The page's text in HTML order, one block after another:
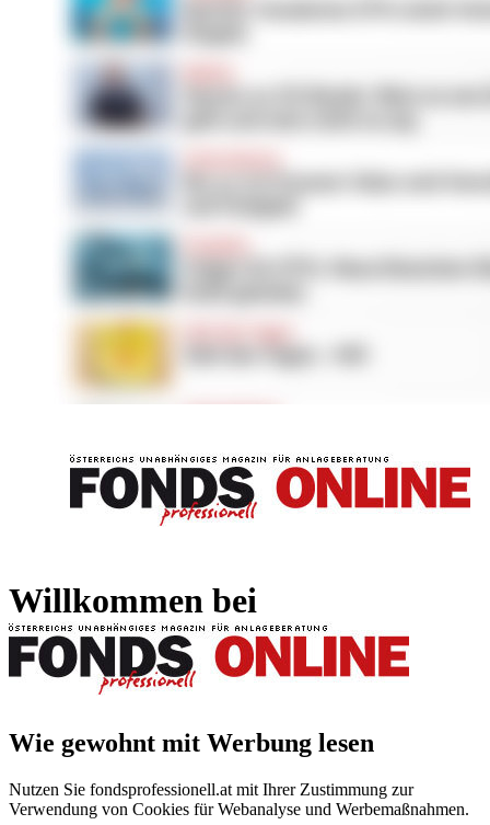
Willkommen bei
Wie gewohnt mit Werbung lesen
Nutzen Sie fondsprofessionell.at mit Ihrer Zustimmung zur
Verwendung von Cookies für Webanalyse und Werbemaßnahmen.